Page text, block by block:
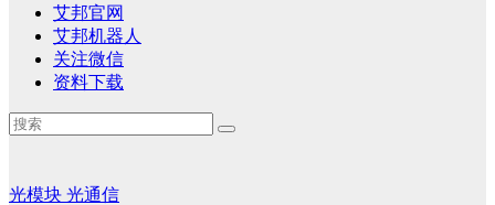
艾邦官网
艾邦机器人
关注微信
资料下载
光模块 光通信